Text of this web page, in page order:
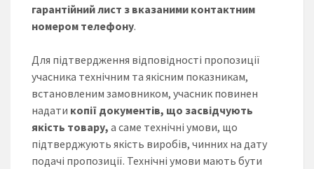
гарантійний лист з вказаними контактним
номером телефону.
Для підтвердження відповідності пропозиції
учасника технічним та якісним показникам,
встановленим замовником, учасник повинен
надати копії документів, що засвідчують
якість товару, а саме технічні умови, що
підтверджують якість виробів, чинних на дату
подачі пропозиції. Технічні умови мають бути